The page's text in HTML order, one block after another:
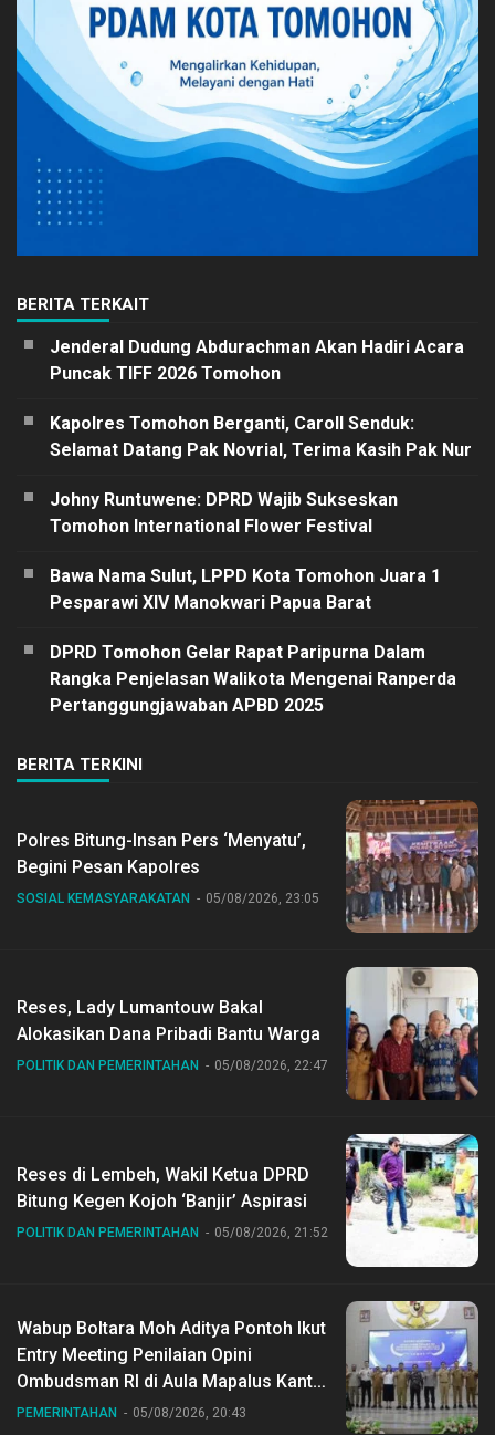
BERITA TERKAIT
Jenderal Dudung Abdurachman Akan Hadiri Acara
Puncak TIFF 2026 Tomohon
Kapolres Tomohon Berganti, Caroll Senduk:
Selamat Datang Pak Novrial, Terima Kasih Pak Nur
Johny Runtuwene: DPRD Wajib Sukseskan
Tomohon International Flower Festival
Bawa Nama Sulut, LPPD Kota Tomohon Juara 1
Pesparawi XIV Manokwari Papua Barat
DPRD Tomohon Gelar Rapat Paripurna Dalam
Rangka Penjelasan Walikota Mengenai Ranperda
Pertanggungjawaban APBD 2025
BERITA TERKINI
Polres Bitung-Insan Pers ‘Menyatu’,
Begini Pesan Kapolres
SOSIAL KEMASYARAKATAN 05/08/2026, 23:05
Reses, Lady Lumantouw Bakal
Alokasikan Dana Pribadi Bantu Warga
POLITIK DAN PEMERINTAHAN 05/08/2026, 22:47
Reses di Lembeh, Wakil Ketua DPRD
Bitung Kegen Kojoh ‘Banjir’ Aspirasi
POLITIK DAN PEMERINTAHAN 05/08/2026, 21:52
Wabup Boltara Moh Aditya Pontoh Ikut
Entry Meeting Penilaian Opini
Ombudsman RI di Aula Mapalus Kantur
Gubernur Sulut
PEMERINTAHAN 05/08/2026, 20:43